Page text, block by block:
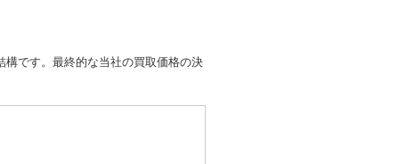
です。最終的な当社の買取価格の決